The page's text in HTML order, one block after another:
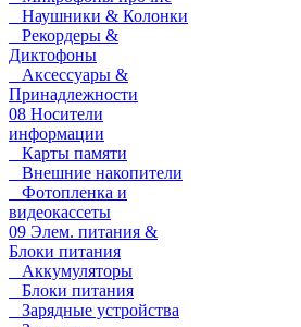
Наушники & Колонки
Рекордеры &
Диктофоны
Аксессуары &
Принадлежности
08 Носители
информации
Карты памяти
Внешние накопители
Фотопленка и
видеокассеты
09 Элем. питания &
Блоки питания
Аккумуляторы
Блоки питания
Зарядные устройства